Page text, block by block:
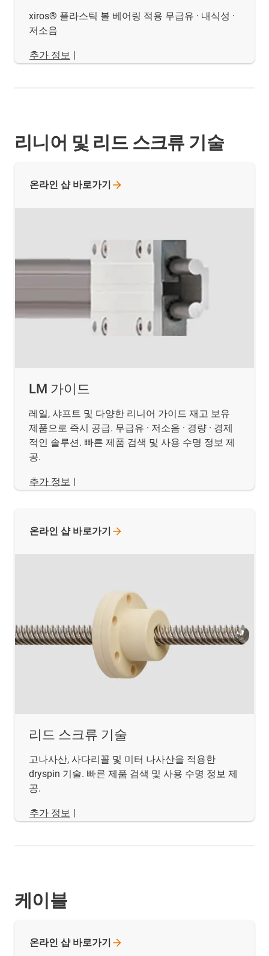
xiros® 플라스틱 볼 베어링 적용 무급유 · 내식성 ·
저소음
추가 정보
리니어 및 리드 스크류 기술
LM 가이드
레일, 샤프트 및 다양한 리니어 가이드 재고 보유
제품으로 즉시 공급. 무급유 · 저소음 · 경량 · 경제
적인 솔루션. 빠른 제품 검색 및 사용 수명 정보 제
공.
추가 정보 |
온라인 샵 바로가기
리드 스크류 기술
고나사산, 사다리꼴 및 미터 나사산을 적용한
dryspin 기술. 빠른 제품 검색 및 사용 수명 정보 제
공.
추가 정보 |
온라인 샵 바로가기
케이블
온라인 샵 바로가기